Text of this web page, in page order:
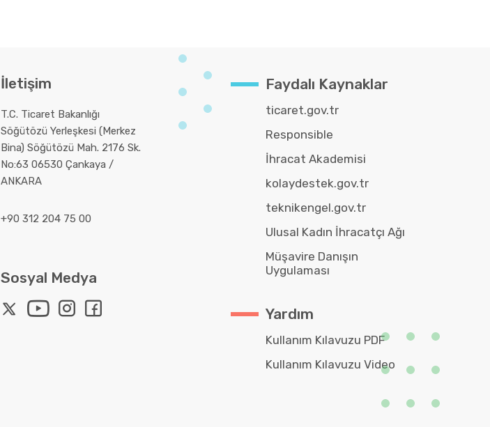
İletişim
T.C. Ticaret Bakanlığı
Söğütözü Yerleşkesi (Merkez
Bina) Söğütözü Mah. 2176 Sk.
No:63 06530 Çankaya /
ANKARA
+90 312 204 75 00
Sosyal Medya
Faydalı Kaynaklar
ticaret.gov.tr
Responsible
İhracat Akademisi
kolaydestek.gov.tr
teknikengel.gov.tr
Ulusal Kadın İhracatçı Ağı
Müşavire Danışın
Uygulaması
Yardım
Kullanım Kılavuzu PDF
Kullanım Kılavuzu Video